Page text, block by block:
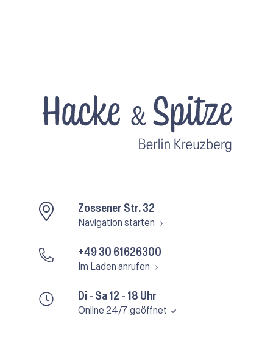
Di - Sa 12 - 18 Uhr
Online 24/7 geöffnet
Zossener Str. 32
Navigation starten
+49 30 61626300
Im Laden anrufen